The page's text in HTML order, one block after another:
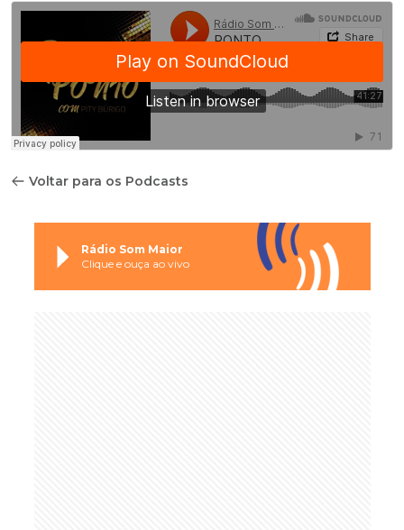
Voltar para os Podcasts
Rádio Som Maior
Clique e ouça ao vivo